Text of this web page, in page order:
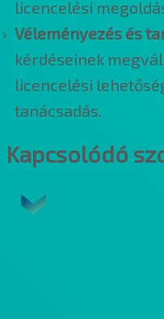
licencelési
Véleményezés és
kérdéseinek
licencelési
tanácsadás.
Kapcsolódó
MICROSOFT